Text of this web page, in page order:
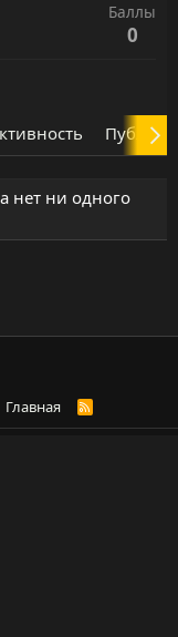
Баллы
0
нет ни одного
Главная
R